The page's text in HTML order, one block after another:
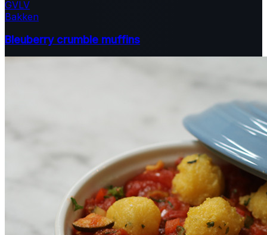
GVLV
Bakken
Bleuberry crumble muffins